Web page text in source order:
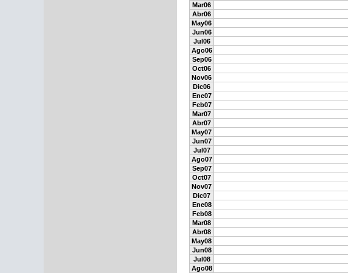
Mar06
Abr06
May06
Jun06
Jul06
Ago06
Sep06
Oct06
Nov06
Dic06
Ene07
Feb07
Mar07
Abr07
May07
Jun07
Jul07
Ago07
Sep07
Oct07
Nov07
Dic07
Ene08
Feb08
Mar08
Abr08
May08
Jun08
Jul08
Ago08